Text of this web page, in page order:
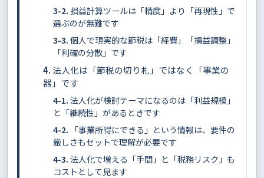
損益計算ツールは「精度」より「再現性」で
選ぶのが無難です
個人で現実的な節税は「経費」「損益調整」
「利確の分散」です
法人化は「節税の切り札」ではなく「事業の
器」です
法人化が検討テーマになるのは「利益規模」
と「継続性」があるときです
「事業所得にできる」という情報は、要件の
厳しさもセットで理解が必要です
法人化で増える「手間」と「税務リスク」も
コストとして見ます